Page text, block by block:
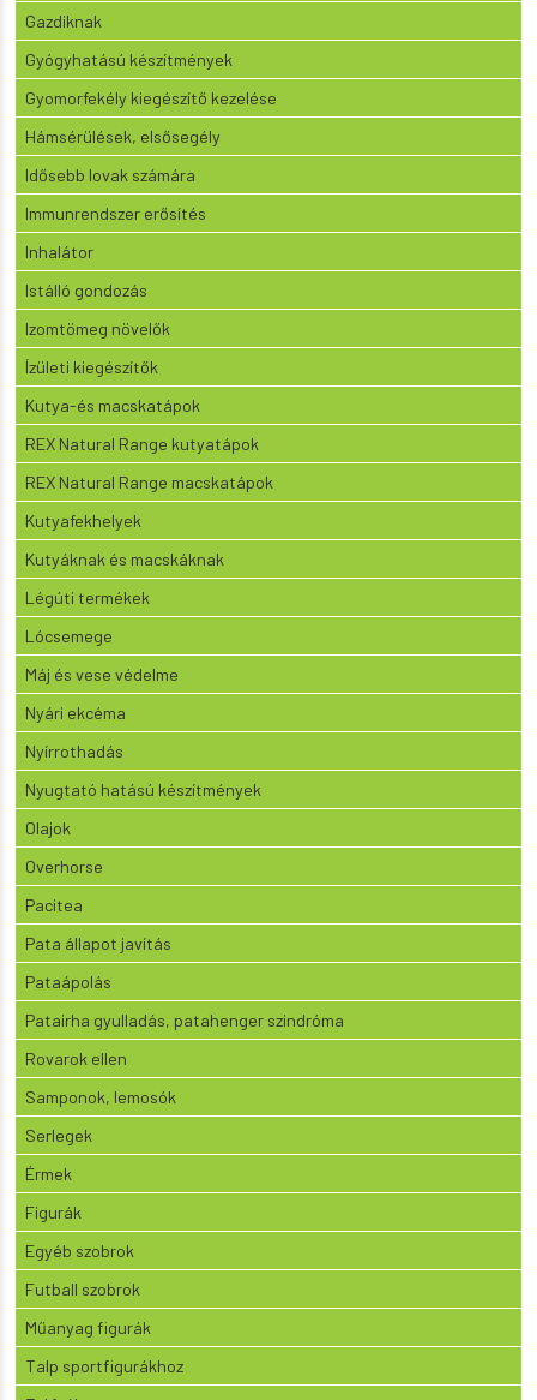
Gazdiknak
Gyógyhatású készítmények
Gyomorfekély kiegészítő kezelése
Hámsérülések, elsősegély
Idősebb lovak számára
Immunrendszer erősítés
Inhalátor
Istálló gondozás
Izomtömeg növelők
Ízületi kiegészítők
Kutya-és macskatápok
REX Natural Range kutyatápok
REX Natural Range macskatápok
Kutyafekhelyek
Kutyáknak és macskáknak
Légúti termékek
Lócsemege
Máj és vese védelme
Nyári ekcéma
Nyírrothadás
Nyugtató hatású készítmények
Olajok
Overhorse
Pacitea
Pata állapot javítás
Pataápolás
Patairha gyulladás, patahenger szindróma
Rovarok ellen
Samponok, lemosók
Serlegek
Érmek
Figurák
Egyéb szobrok
Futball szobrok
Műanyag figurák
Talp sportfigurákhoz